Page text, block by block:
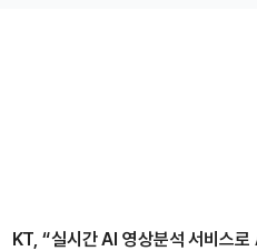
KT, “실시간 AI 영상분석 서비스